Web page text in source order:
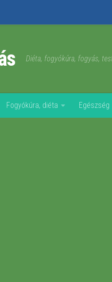
Diéta, fogyókúra, fogyás,
Fogyókúra, diéta Egészség